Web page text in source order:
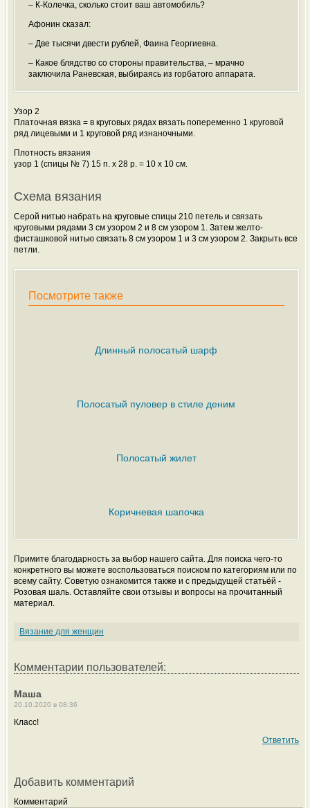
– К-Колечка, сколько стоит ваш автомобиль?
Афонин сказал:
– Две тысячи двести рублей, Фаина Георгиевна.
– Какое блядство со стороны правительства, – мрачно
заключила Раневская, выбираясь из горбатого аппарата.
Узор 2
Платочная вязка = в круговых рядах вязать попеременно 1 круговой
ряд лицевыми и 1 круговой ряд изнаночными.
Плотность вязания
узор 1 (спицы № 7) 15 п. х 28 р. = 10 x 10 см.
Схема вязания
Серой нитью набрать на круговые спицы 210 петель и связать
круговыми рядами 3 см узором 2 и 8 см узором 1. Затем желто-
фисташковой нитью связать 8 см узором 1 и 3 см узором 2. Закрыть все
петли.
Посмотрите также
Длинный полосатый шарф
Полосатый пуловер в стиле деним
Полосатый жилет
Коричневая шапочка
Примите благодарность за выбор нашего сайта. Для поиска чего-то
конкретного вы можете воспользоваться поиском по категориям или по
всему сайту. Советую ознакомится также и с предыдущей статьёй -
Розовая шаль. Оставляйте свои отзывы и вопросы на прочитанный
материал.
Вязание для женщин
Комментарии пользователей:
Маша
20.10.2020 в 08:36
Класс!
Ответить
Добавить комментарий
Комментарий